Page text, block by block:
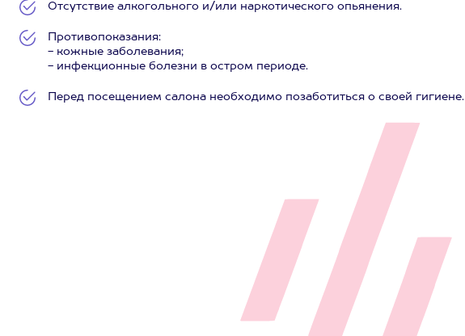
Отсутствие алкогольного и/или наркотического опьянения.
Противопоказания:
- кожные заболевания;
- инфекционные болезни в остром периоде.
Перед посещением салона необходимо позаботиться о своей гигиене.